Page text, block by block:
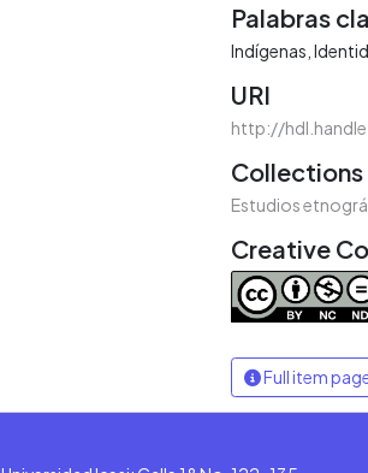
Palabras
Indígenas
URI
http://
Collections
Estudios
Creative
Full item